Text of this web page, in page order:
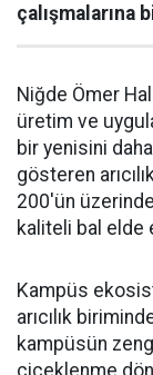
çalışmalarına
Niğde Ömer
üretim ve
bir yenisini
gösteren
200'ün
kaliteli bal elde
Kampüs
arıcılık
kampüsün
çiçeklenme